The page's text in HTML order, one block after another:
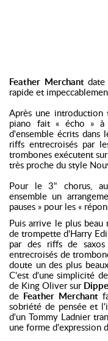
Feather Merchantdate
rapide et
Après une
piano fait « écho » à
d'ensemble écrits
riffs entrecroisés par
trombones exécutent
très proche du style
Pour le 3" chorus,
ensemble un
pauses » pour les «
Puis arrive le plus
de trompette d'Harry
par des riffs de
entrecroisés de
doute un des plus
C'est d'une simplicité
de King Oliver sur
de Feather Merchant
sobriété de pensée et
d'un Tommy Ladnier
une forme d'expression